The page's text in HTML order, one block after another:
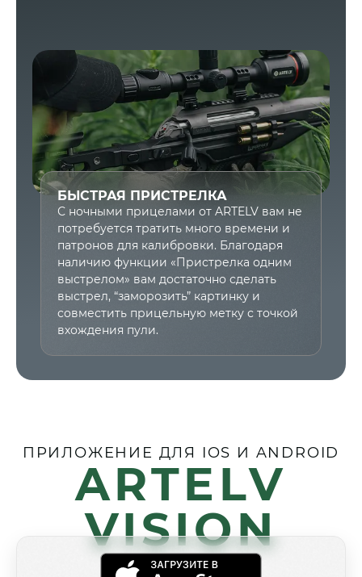
БЫСТРАЯ ПРИСТРЕЛКА
С ночными прицелами от ARTELV вам не
потребуется тратить много времени и
патронов для калибровки. Благодаря
наличию функции «Пристрелка одним
выстрелом» вам достаточно сделать
выстрел, “заморозить” картинку и
совместить прицельную метку с точкой
вхождения пули.
ПРИЛОЖЕНИЕ ДЛЯ IOS И ANDROID
ARTELV
VISION